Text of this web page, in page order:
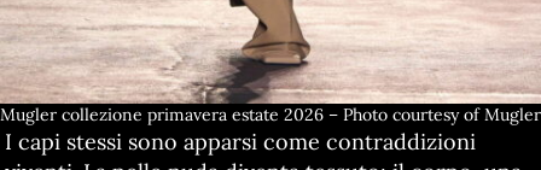
Mugler collezione primavera estate 2026 – Photo courtesy of Mugler
I capi stessi sono apparsi come contraddizioni